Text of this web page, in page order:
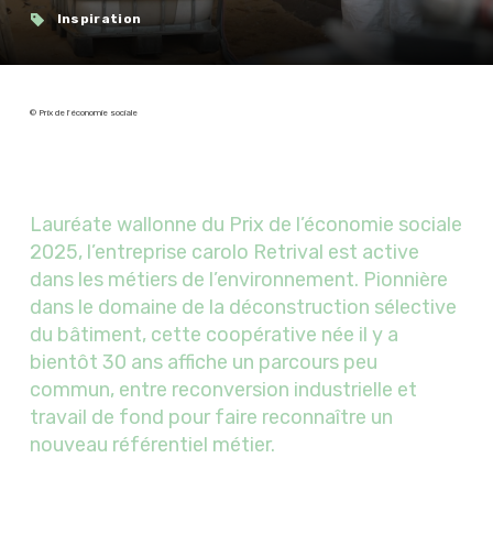
Inspiration
© Prix de l'économie sociale
Lauréate wallonne du Prix de l’économie sociale
2025, l’entreprise carolo Retrival est active
dans les métiers de l’environnement. Pionnière
dans le domaine de la déconstruction sélective
du bâtiment, cette coopérative née il y a
bientôt 30 ans affiche un parcours peu
commun, entre reconversion industrielle et
travail de fond pour faire reconnaître un
nouveau référentiel métier.